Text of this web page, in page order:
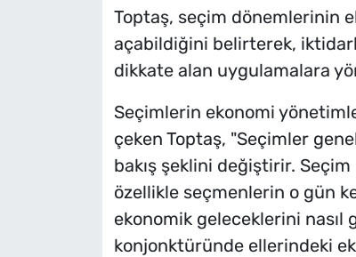
Toptaş, seçim dönemlerinin
açabildiğini belirterek,
dikkate alan uygulamalara
Seçimlerin ekonomi
çeken Toptaş, "Seçimler
bakış şeklini değiştirir.
özellikle seçmenlerin o gün
ekonomik geleceklerini
konjonktüründe ellerindeki